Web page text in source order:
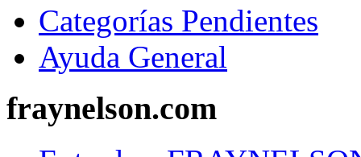
Categorías Pendientes
Ayuda General
fraynelson.com